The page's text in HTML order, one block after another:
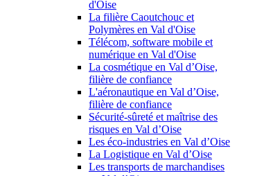
d'Oise
La filière Caoutchouc et
Polymères en Val d'Oise
Télécom, software mobile et
numérique en Val d'Oise
La cosmétique en Val d’Oise,
filière de confiance
L'aéronautique en Val d’Oise,
filière de confiance
Sécurité-sûreté et maîtrise des
risques en Val d’Oise
Les éco-industries en Val d’Oise
La Logistique en Val d’Oise
Les transports de marchandises